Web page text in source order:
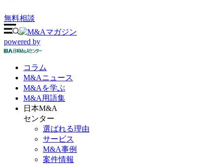
無料相談
powered by
コラム
M&Aニュース
M&Aを学ぶ
M&A 用語集
日本M&A
センター
選ばれる理由
サービス
M&A事例
案件情報